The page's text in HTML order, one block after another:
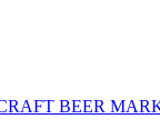
BEER